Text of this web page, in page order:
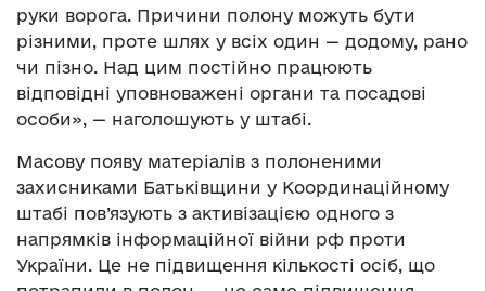
руки ворога. Причини полону можуть бути
різними, проте шлях у всіх один — додому, рано
чи пізно. Над цим постійно працюють
відповідні уповноважені органи та посадові
особи», — наголошують у штабі.
Масову появу матеріалів з полоненими
захисниками Батьківщини у Координаційному
штабі пов’язують з активізацією одного з
напрямків інформаційної війни рф проти
України. Це не підвищення кількості осіб, що